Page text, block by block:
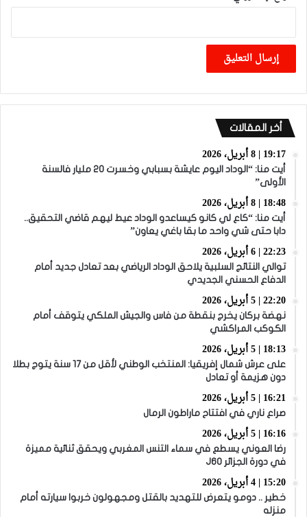
أخر المقالات
19:17 | 8 أبريل، 2026
أيت منا: “الوداد اليوم عايشة بسبابي وخسرت 20 مليار فالسنة
الأولى”
18:48 | 8 أبريل، 2026
أيت منا: “كاع لي كانو كيساعدو الوداد عيط ليهم قاضي التحقيق..
دابا حتى شي واحد ما بقا باغي يعاون”
22:23 | 6 أبريل، 2026
توالي النتائج السلبية يلاحق الوداد الرياضي بعد تعادل جديد أمام
الدفاع الحسني الجديدي
22:20 | 5 أبريل، 2026
نهضة بركان يخرج بنقطة من فاس والجيش الملكي يتوقف أمام
الكوكب المراكشي
18:13 | 5 أبريل، 2026
على عرش شمال إفريقيا: المنتخب الوطني لأقل من 17 سنة يتوج بطلا
دون هزيمة أو تعادل
16:21 | 5 أبريل، 2026
صراع ناري في افتتاح ماراطون الرمال
16:16 | 5 أبريل، 2026
رضا العوني يسطع في سماء التنس المغربي ويحقق ثنائية مميزة
في دورة الجزائر J60
15:20 | 4 أبريل، 2026
خطير .. دومو يتعرض للتهديد بالقتل ومجهولون خربوا سيارته أمام
منزله